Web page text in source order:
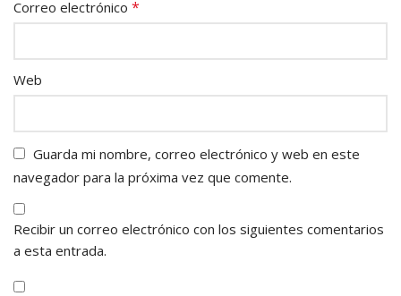
Correo electrónico *
Web
Guarda mi nombre, correo electrónico y web en este
navegador para la próxima vez que comente.
Recibir un correo electrónico con los siguientes comentarios
a esta entrada.